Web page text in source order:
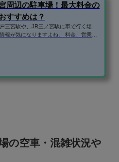
周辺の駐車場！最大料金の
すすめは？
三宮駅や、JR三ノ宮駅に車で行く場
報が気になりますよね。 料金、営業時
た。 時間料金最大料金三宮駅までダイ
の空車・混雑状況や